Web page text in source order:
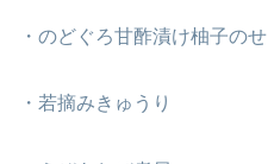
・のどぐろ甘酢漬け柚子のせ
・若摘みきゅうり